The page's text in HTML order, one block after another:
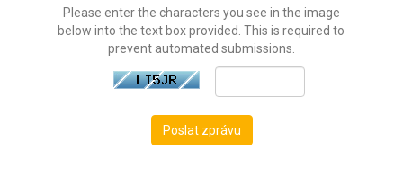
Please enter the characters you see in the image
below into the text box provided. This is required to
prevent automated submissions.
Poslat zprávu